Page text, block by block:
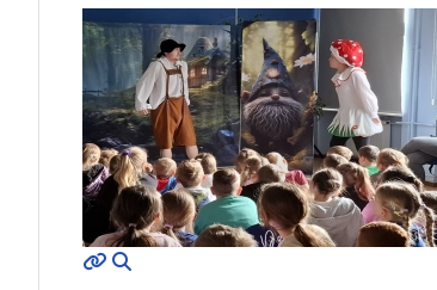
MOD_JTCS_VIEW_ARTICLE_LINK